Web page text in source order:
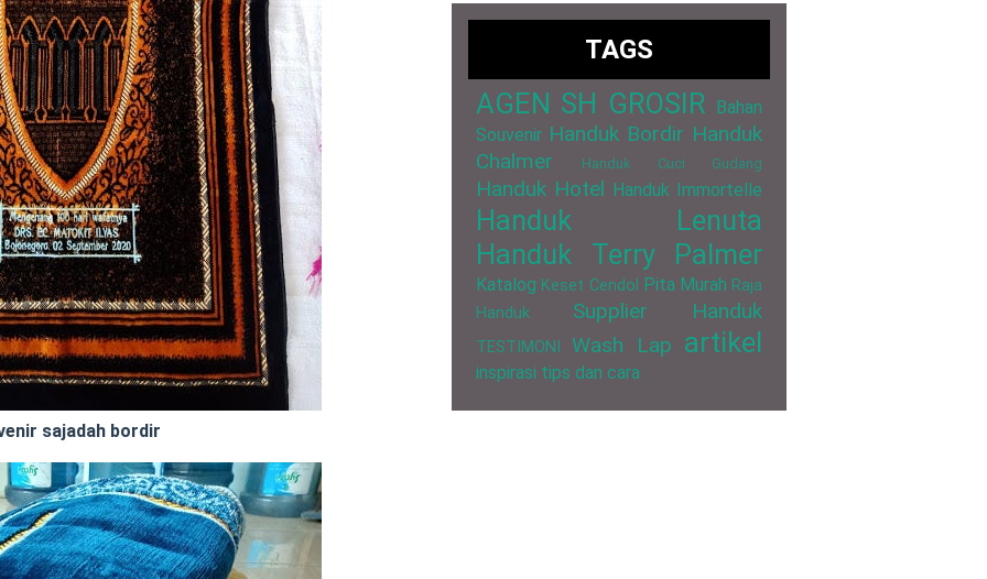
sajadah bordir
TAGS
AGEN SH GROSIR Bahan
Souvenir Handuk Bordir Handuk
Chalmer
Handuk Cuci Gudang
Handuk Hotel Handuk Immortelle
Handuk Lenuta
Handuk Terry Palmer
Katalog Keset Cendol Pita Murah Raja
Handuk
Supplier Handuk
TESTIMONI Wash Lap artikel
inspirasi tips dan cara